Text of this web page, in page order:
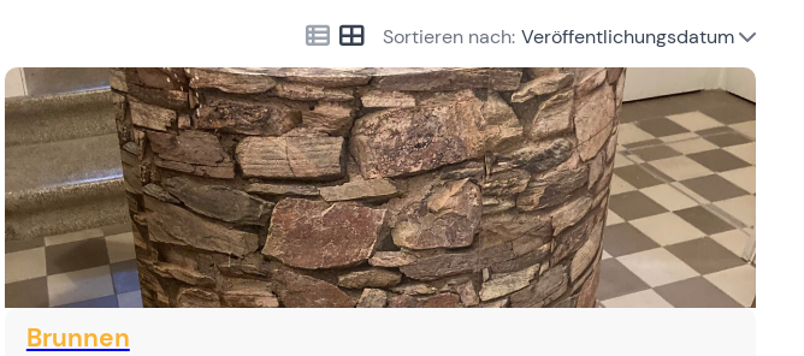
Sortieren nach: Veröffentlichungsdatum
Brunnen